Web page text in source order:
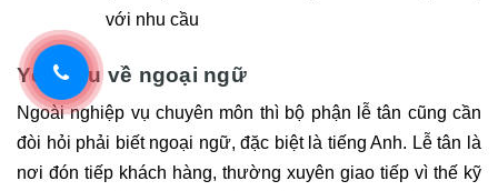
với nhu cầu
Yêu cầu về ngoại ngữ
Ngoài nghiệp vụ chuyên môn thì bộ phận lễ tân cũng cần
đòi hỏi phải biết ngoại ngữ, đặc biệt là tiếng Anh. Lễ tân là
nơi đón tiếp khách hàng, thường xuyên giao tiếp vì thế kỹ